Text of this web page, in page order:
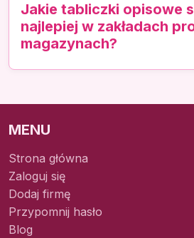
Jakie tabliczki opisowe
najlepiej w zakładach
magazynach?
MENU
Strona główna
Zaloguj się
Dodaj firmę
Przypomnij hasło
Blog